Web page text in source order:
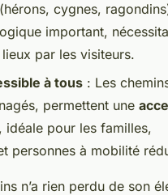
cygnes,
important,
par les visiteurs.
à tous : Les
permettent une
, idéale pour les familles,
personnes à mobilité
n’a rien perdu de son